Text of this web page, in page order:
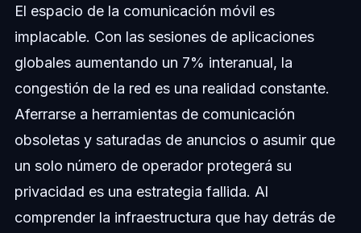
El espacio de la comunicación móvil es
implacable. Con las sesiones de aplicaciones
globales aumentando un 7% interanual, la
congestión de la red es una realidad constante.
Aferrarse a herramientas de comunicación
obsoletas y saturadas de anuncios o asumir que
un solo número de operador protegerá su
privacidad es una estrategia fallida. Al
comprender la infraestructura que hay detrás de